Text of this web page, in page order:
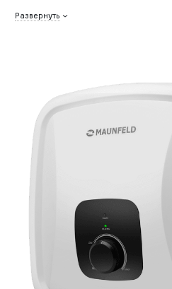
Развернуть